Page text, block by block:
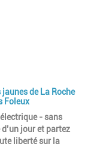
de La Roche
Foleux
- sans
jour et partez
liberté sur la